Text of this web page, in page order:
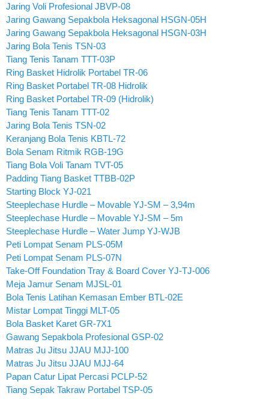
Jaring Voli Profesional JBVP-08
Jaring Gawang Sepakbola Heksagonal HSGN-05H
Jaring Gawang Sepakbola Heksagonal HSGN-03H
Jaring Bola Tenis TSN-03
Tiang Tenis Tanam TTT-03P
Ring Basket Hidrolik Portabel TR-06
Ring Basket Portabel TR-08 Hidrolik
Ring Basket Portabel TR-09 (Hidrolik)
Tiang Tenis Tanam TTT-02
Jaring Bola Tenis TSN-02
Keranjang Bola Tenis KBTL-72
Bola Senam Ritmik RGB-19G
Tiang Bola Voli Tanam TVT-05
Padding Tiang Basket TTBB-02P
Starting Block YJ-021
Steeplechase Hurdle – Movable YJ-SM – 3,94m
Steeplechase Hurdle – Movable YJ-SM – 5m
Steeplechase Hurdle – Water Jump YJ-WJB
Peti Lompat Senam PLS-05M
Peti Lompat Senam PLS-07N
Take-Off Foundation Tray & Board Cover YJ-TJ-006
Meja Jamur Senam MJSL-01
Bola Tenis Latihan Kemasan Ember BTL-02E
Mistar Lompat Tinggi MLT-05
Bola Basket Karet GR-7X1
Gawang Sepakbola Profesional GSP-02
Matras Ju Jitsu JJAU MJJ-100
Matras Ju Jitsu JJAU MJJ-64
Papan Catur Lipat Percasi PCLP-52
Tiang Sepak Takraw Portabel TSP-05